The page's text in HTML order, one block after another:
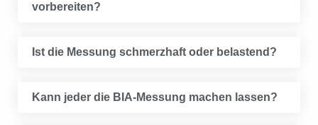
vorbereiten?
Ist die Mes­sung schmerz­haft oder belastend?
Kann jeder die BIA-Mes­sung machen lassen?